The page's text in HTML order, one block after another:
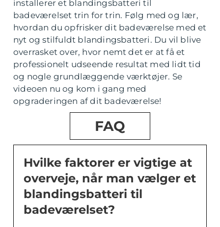
installerer et blandingsbatteri til
badeværelset trin for trin. Følg med og lær,
hvordan du opfrisker dit badeværelse med et
nyt og stilfuldt blandingsbatteri. Du vil blive
overrasket over, hvor nemt det er at få et
professionelt udseende resultat med lidt tid
og nogle grundlæggende værktøjer. Se
videoen nu og kom i gang med
opgraderingen af dit badeværelse!
FAQ
Hvilke faktorer er vigtige at
overveje, når man vælger et
blandingsbatteri til
badeværelset?